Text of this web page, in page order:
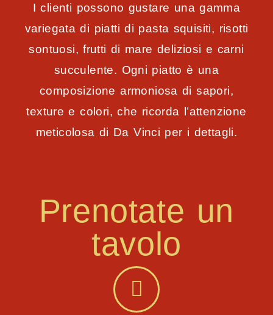
I clienti possono gustare una gamma
variegata di piatti di pasta squisiti, risotti
sontuosi, frutti di mare deliziosi e carni
succulente. Ogni piatto è una
composizione armoniosa di sapori,
texture e colori, che ricorda l’attenzione
meticolosa di Da Vinci per i dettagli.
Prenotate un
tavolo